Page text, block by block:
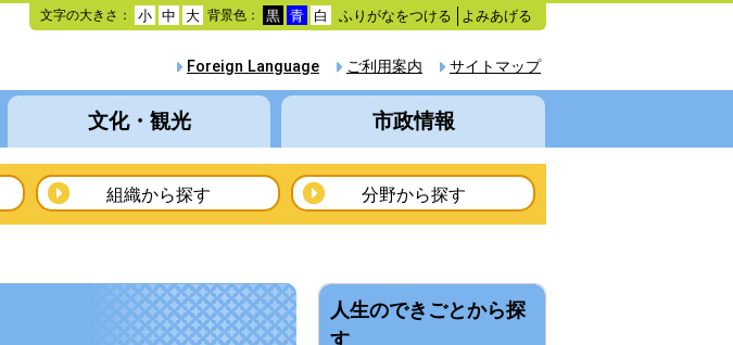
本
文
動
文字の大きさ： 小 中 大 背景色： 黒 青 白 ふりがなをつける よみあげる
サイトマップ
ご利用案内
Foreign Language
文化・観光 市政情報
組織から探す 分野から探す
人生のできごとから探
す